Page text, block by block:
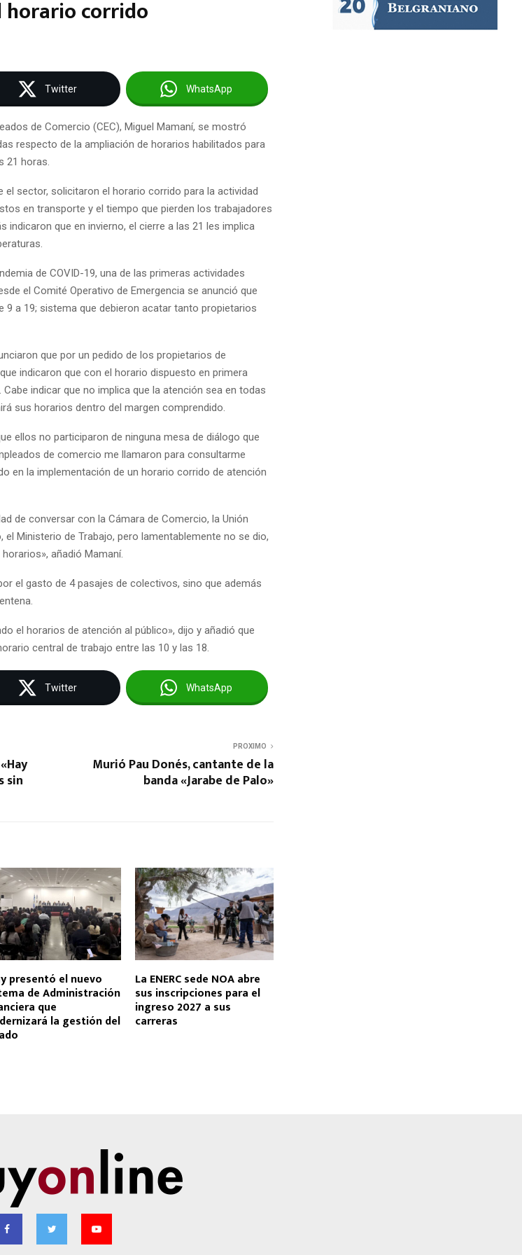
corrido
Twitter WhatsApp
de Comercio (CEC), Miguel Mamaní, se mostró
respecto de la ampliación de horarios habilitados para
21 horas.
el sector, solicitaron el horario corrido para la actividad
en transporte y el tiempo que pierden los trabajadores
indicaron que en invierno, el cierre a las 21 les implica
de COVID-19, una de las primeras actividades
el Comité Operativo de Emergencia se anunció que
9 a 19; sistema que debieron acatar tanto propietarios
que por un pedido de los propietarios de
indicaron que con el horario dispuesto en primera
indicar que no implica que la atención sea en todas
sus horarios dentro del margen comprendido.
ellos no participaron de ninguna mesa de diálogo que
de comercio me llamaron para consultarme
en la implementación de un horario corrido de atención
de conversar con la Cámara de Comercio, la Unión
el Ministerio de Trabajo, pero lamentablemente no se dio,
añadió Mamaní.
el gasto de 4 pasajes de colectivos, sino que además
el horarios de atención al público», dijo y añadió que
central de trabajo entre las 10 y las 18.
Twitter WhatsApp
sin
PROXIMO
Murió Pau Donés, cantante de la
banda «Jarabe de Palo»
presentó el nuevo
de Administración
que
la gestión del
La ENERC sede NOA abre
sus inscripciones para el
ingreso 2027 a sus
carreras